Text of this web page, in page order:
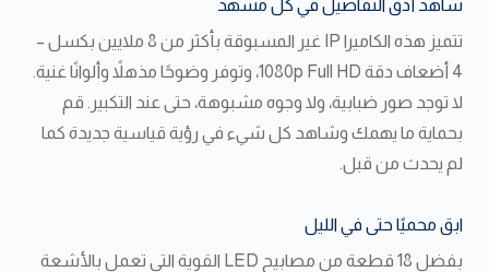
شاهد أدق التفاصيل في كل مشهد
تتميز هذه الكاميرا IP غير المسبوقة بأكثر من 8 ملايين بكسل –
4 أضعاف دقة 1080p Full HD، وتوفر وضوحًا مذهلاً وألوانًا غنية.
لا توجد صور ضبابية، ولا وجوه مشبوهة، حتى عند التكبير. قم
بحماية ما يهمك وشاهد كل شيء في رؤية قياسية جديدة كما
لم يحدث من قبل.
ابق محميًا حتى في الليل
بفضل 18 قطعة من مصابيح LED القوية التي تعمل بالأشعة